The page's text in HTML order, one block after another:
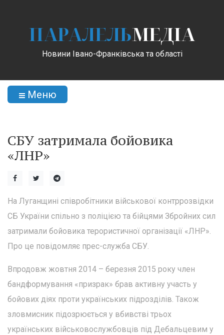
ПАРАЛЕЛЬМЕДІА
Новини Івано-Франківська та області
Меню
СБУ затримала бойовика
«ЛНР»
На Луганщині співробітники військової контррозвідки
СБ України спільно з поліцією та бійцями Збройних сил
затримали бойовика терористичної організації «ЛНР».
Про це повідомляє прес-служба СБУ.
Впродовж жовтня 2014 – березня 2015 року член
бандформування «призрак» брав активну участь у
бойових діях проти українських підрозділів. Також
зловмисник підозрюється у вбивстві трьох
українських військовослужбовців під Дебальцевим у